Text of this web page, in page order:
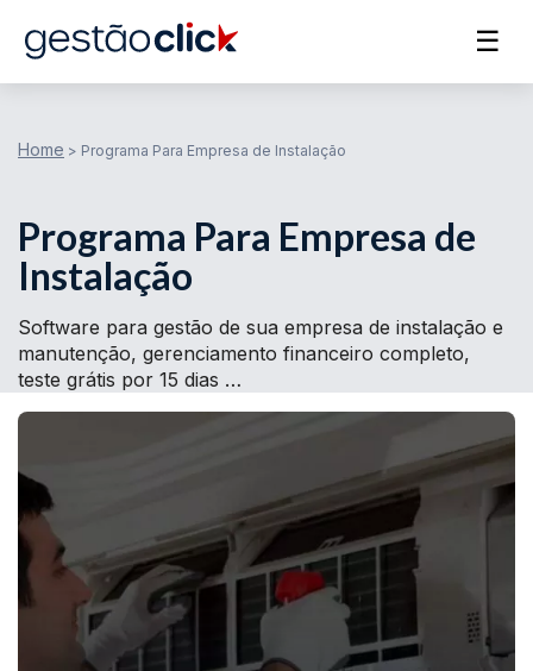
☰
Home > Programa Para Empresa de Instalação
Programa Para Empresa de
Instalação
Software para gestão de sua empresa de instalação e
manutenção, gerenciamento financeiro completo,
teste grátis por 15 dias …